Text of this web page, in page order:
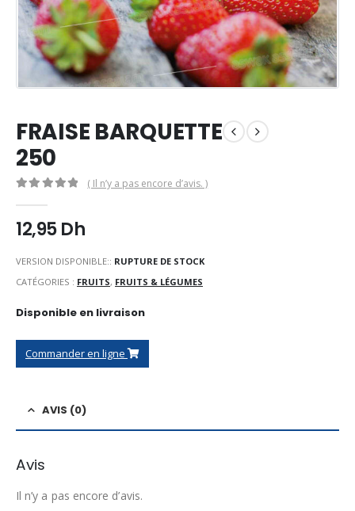
FRAISE BARQUETTE
250
( Il n’y a pas encore d’avis. )
12,95Dh
VERSION DISPONIBLE:: RUPTURE DE STOCK
CATÉGORIES : FRUITS, FRUITS & LÉGUMES
Disponible en livraison
Commander en ligne
AVIS (0)
Avis
Il n’y a pas encore d’avis.